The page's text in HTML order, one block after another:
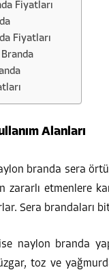
Fiyatları
Fiyatları
Alanları
branda sera
zararlı etmenlere
Sera brandaları
naylon branda
toz ve